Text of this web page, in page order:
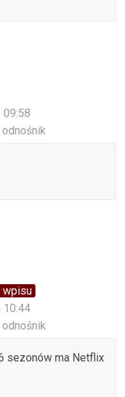
09:58
wpisu
10:44
sezonów ma Netflix